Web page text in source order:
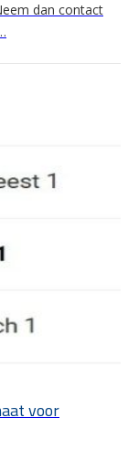
dan contact
voor